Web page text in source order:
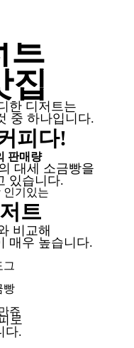
트
집
한 디저트는
중 하나입니다.
피다!
판매량
대세 소금빵을
있습니다.
인기있는
트
비교해
매우 높습니다.
그
빵
쥬
로
다.